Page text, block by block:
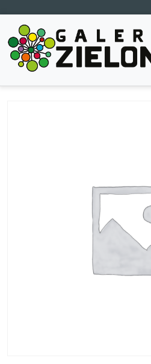
Main Navigation